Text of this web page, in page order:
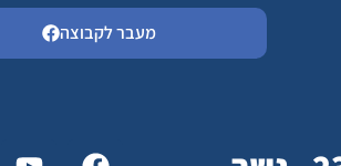
מעבר לקבוצה